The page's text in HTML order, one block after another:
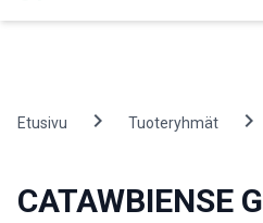
Etusivu chevron_right Tuoteryhmät chevron_right
CATAWBIENSE